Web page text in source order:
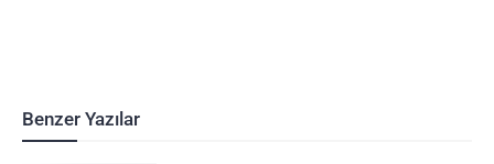
Benzer Yazılar